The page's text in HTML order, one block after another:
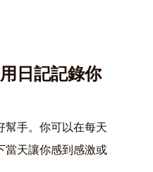
日記記錄你
幫手。你可以在每天
當天讓你感到感激或